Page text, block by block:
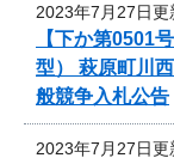
2023年7月27日更
【下か第0501
型） 萩原町川
般競争入札公告
2023年7月27日更